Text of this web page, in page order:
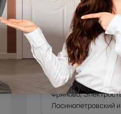
Техническую
осуществляет
Фрязино, Щёлково,
от склада)
Мытищи, Пушкино,
Фряново,
Лосинопетровский